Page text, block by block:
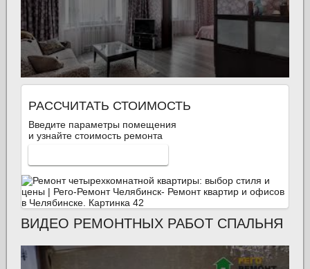
РАССЧИТАТЬ СТОИМОСТЬ
Введите параметры помещения
и узнайте стоимость ремонта
ВИДЕО РЕМОНТНЫХ РАБОТ СПАЛЬНЯ